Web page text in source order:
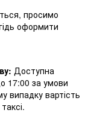
просимо
оформити
Доступна
17:00 за умови
випадку вартість